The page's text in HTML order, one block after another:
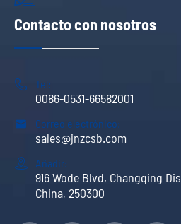
Contacto con nosotros
 Tel:
0086-0531-66582001
 Correo electrónico:
sales@jnzcsb.com
 Añadir:
916 Wode Blvd, Changqing
China, 250300